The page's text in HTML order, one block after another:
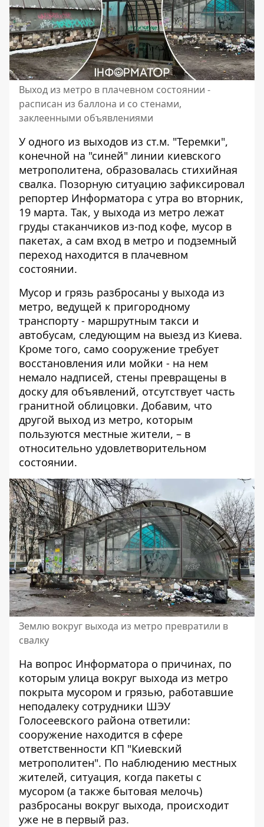
Выход из метро в плачевном состоянии -
расписан из баллона и со стенами,
заклеенными объявлениями
У одного из выходов из ст.м. "Теремки",
конечной на "синей" линии киевского
метрополитена, образовалась стихийная
свалка. Позорную ситуацию зафиксировал
репортер Информатора с утра во вторник,
19 марта. Так, у выхода из метро лежат
груды стаканчиков из-под кофе, мусор в
пакетах, а сам вход в метро и подземный
переход находится в плачевном
состоянии.
Мусор и грязь разбросаны у выхода из
метро, ​​ведущей к пригородному
транспорту - маршрутным такси и
автобусам, следующим на выезд из Киева.
Кроме того, само сооружение требует
восстановления или мойки - на нем
немало надписей, стены превращены в
доску для объявлений, отсутствует часть
гранитной облицовки. Добавим, что
другой выход из метро, ​​которым
пользуются местные жители, – в
относительно удовлетворительном
состоянии.
Землю вокруг выхода из метро превратили в
свалку
На вопрос Информатора о причинах, по
которым улица вокруг выхода из метро
покрыта мусором и грязью, работавшие
неподалеку сотрудники ШЭУ
Голосеевского района ответили:
сооружение находится в сфере
ответственности КП "Киевский
метрополитен". По наблюдению местных
жителей, ситуация, когда пакеты с
мусором (а также бытовая мелочь)
разбросаны вокруг выхода, происходит
уже не в первый раз.